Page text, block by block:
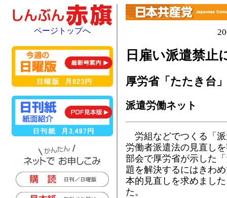
日雇い派遣禁止
厚労省「たたき台
派遣労働ネット
労組などでつくる「
労働者派遣法の見直し
部会で厚労省が示した
題を解決するにはきわ
本的見直しを求めまし
た。
ページトップへ